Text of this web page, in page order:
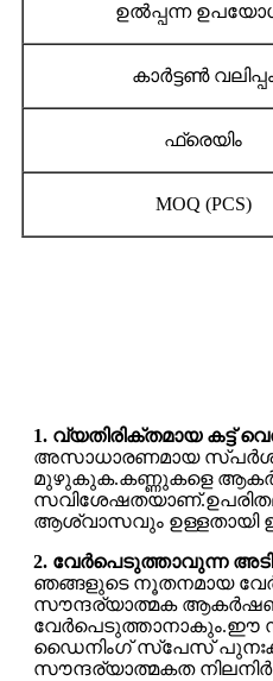
ഉൽപ്പന്ന
കാർട്ടൺ
ഫ്രെയിം
MOQ (PCS)
1. വ്യതിരിക്തമായ കട്ട്
അസാധാരണമായ
മുഴുകുക.കണ്ണുകളെ
ആശ്വാസവും ഉള്ളതായി
2. വേർപെടുത്താവുന്ന
ഞങ്ങളുടെ നൂതനമായ
സൗന്ദര്യാത്മക
വേർപെടുത്താനാകും.ഈ
ഡൈനിംഗ് സ്പേസ്
സൗന്ദര്യാത്മകത